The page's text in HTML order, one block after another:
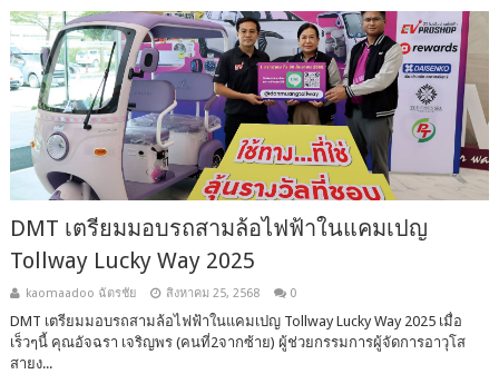
DMT เตรียมมอบรถสามล้อไฟฟ้าในแคมเปญ
Tollway Lucky Way 2025
kaomaadoo ฉัตรชัย สิงหาคม 25, 2568 0
DMT เตรียมมอบรถสามล้อไฟฟ้าในแคมเปญ Tollway Lucky Way 2025 เมื่อ
เร็วๆนี้ คุณอัจฉรา เจริญพร (คนที่2จากซ้าย) ผู้ช่วยกรรมการผู้จัดการอาวุโส
สายง...